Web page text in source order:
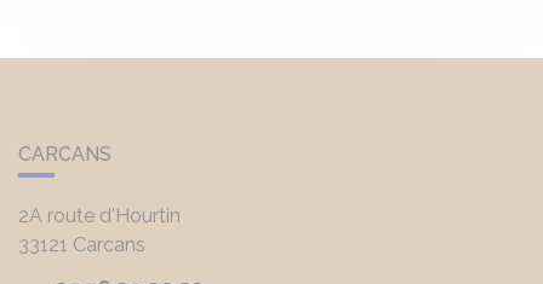
CARCANS
2A route d'Hourtin
33121 Carcans